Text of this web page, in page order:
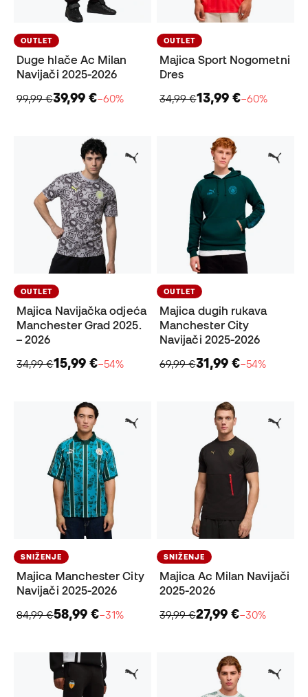
OUTLET
Duge hlače Ac Milan
Navijači 2025-2026
99,99 €39,99 €−60%
OUTLET
Majica Sport Nogometni
Dres
34,99 €13,99 €−60%
OUTLET
Majica Navijačka odjeća
Manchester Grad 2025.
– 2026
34,99 €15,99 €−54%
OUTLET
Majica dugih rukava
Manchester City
Navijači 2025-2026
69,99 €31,99 €−54%
SNIŽENJE
Majica Manchester City
Navijači 2025-2026
84,99 €58,99 €−31%
SNIŽENJE
Majica Ac Milan Navijači
2025-2026
39,99 €27,99 €−30%